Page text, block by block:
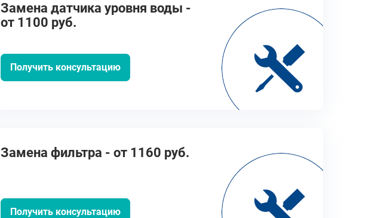
Замена датчика уровня воды -
от 1100 руб.
Получить консультацию
Замена фильтра - от 1160 руб.
Получить консультацию